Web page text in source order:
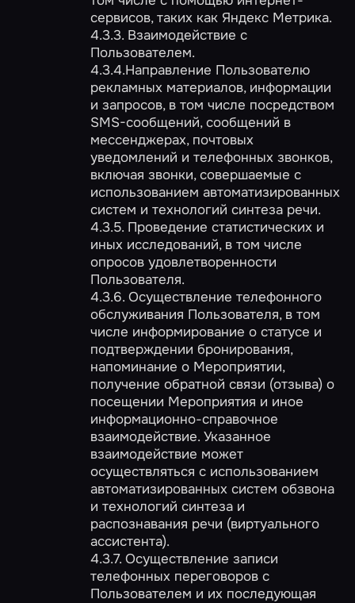
сервисов, таких как Яндекс Метрика.
4.3.3. Взаимодействие с
Пользователем.
4.3.4.Направление Пользователю
рекламных материалов, информации
и запросов, в том числе посредством
SMS-сообщений, сообщений в
мессенджерах, почтовых
уведомлений и телефонных звонков,
включая звонки, совершаемые с
использованием автоматизированных
систем и технологий синтеза речи.
4.3.5. Проведение статистических и
иных исследований, в том числе
опросов удовлетворенности
Пользователя.
4.3.6. Осуществление телефонного
обслуживания Пользователя, в том
числе информирование о статусе и
подтверждении бронирования,
напоминание о Мероприятии,
получение обратной связи (отзыва) о
посещении Мероприятия и иное
информационно-справочное
взаимодействие. Указанное
взаимодействие может
осуществляться с использованием
автоматизированных систем обзвона
и технологий синтеза и
распознавания речи (виртуального
ассистента).
4.3.7. Осуществление записи
телефонных переговоров с
Пользователем и их последующая